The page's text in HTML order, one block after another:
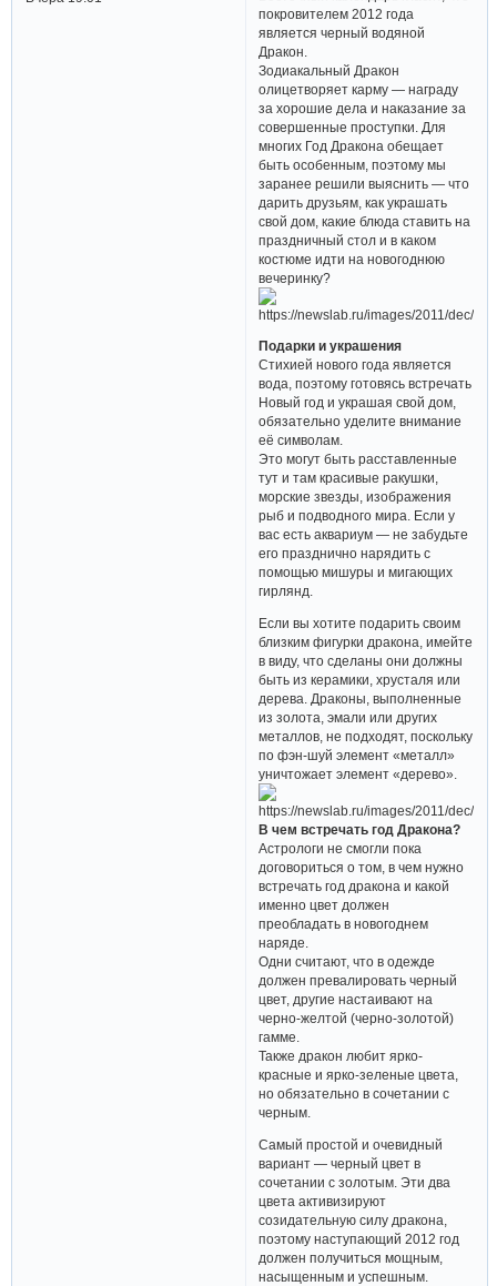
покровителем 2012 года
является черный водяной
Дракон.
Зодиакальный Дракон
олицетворяет карму — награду
за хорошие дела и наказание за
совершенные проступки. Для
многих Год Дракона обещает
быть особенным, поэтому мы
заранее решили выяснить — что
дарить друзьям, как украшать
свой дом, какие блюда ставить на
праздничный стол и в каком
костюме идти на новогоднюю
вечеринку?
Подарки и украшения
Стихией нового года является
вода, поэтому готовясь встречать
Новый год и украшая свой дом,
обязательно уделите внимание
её символам.
Это могут быть расставленные
тут и там красивые ракушки,
морские звезды, изображения
рыб и подводного мира. Если у
вас есть аквариум — не забудьте
его празднично нарядить с
помощью мишуры и мигающих
гирлянд.
Если вы хотите подарить своим
близким фигурки дракона, имейте
в виду, что сделаны они должны
быть из керамики, хрусталя или
дерева. Драконы, выполненные
из золота, эмали или других
металлов, не подходят, поскольку
по фэн-шуй элемент «металл»
уничтожает элемент «дерево».
В чем встречать год Дракона?
Астрологи не смогли пока
договориться о том, в чем нужно
встречать год дракона и какой
именно цвет должен
преобладать в новогоднем
наряде.
Одни считают, что в одежде
должен превалировать черный
цвет, другие настаивают на
черно-желтой (черно-золотой)
гамме.
Также дракон любит ярко-
красные и ярко-зеленые цвета,
но обязательно в сочетании с
черным.
Самый простой и очевидный
вариант — черный цвет в
сочетании с золотым. Эти два
цвета активизируют
созидательную силу дракона,
поэтому наступающий 2012 год
должен получиться мощным,
насыщенным и успешным.